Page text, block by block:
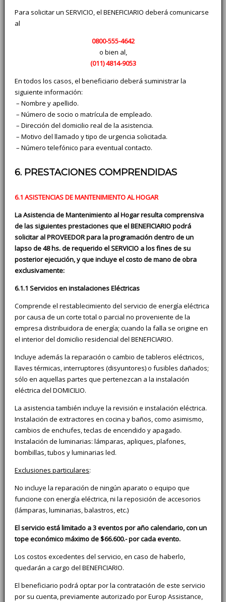
Para solicitar un SERVICIO, el BENEFICIARIO deberá comunicarse
al
0800-555-4642
o bien al,
(011)4814-9053
En todos los casos, el beneficiario deberá suministrar la
siguiente información:
­ – Nombre y apellido.
­ – Número de socio o matrícula de empleado.
­ – Dirección del domicilio real de la asistencia.
­ – Motivo del llamado y tipo de urgencia solicitada.
­ – Número telefónico para eventual contacto.
6. PRESTACIONES COMPRENDIDAS
6.1 ASISTENCIAS DE MANTENIMIENTO AL HOGAR
La Asistencia de Mantenimiento al Hogar resulta comprensiva
de las siguientes prestaciones que el BENEFICIARIO podrá
solicitar al PROVEEDOR para la programación dentro de un
lapso de 48 hs. de requerido el SERVICIO a los fines de su
posterior ejecución, y que incluye el costo de mano de obra
exclusivamente:
6.1.1 Servicios en instalaciones Eléctricas
Comprende el restablecimiento del servicio de energía eléctrica
por causa de un corte total o parcial no proveniente de la
empresa distribuidora de energía; cuando la falla se origine en
el interior del domicilio residencial del BENEFICIARIO.
Incluye además la reparación o cambio de tableros eléctricos,
llaves térmicas, interruptores (disyuntores) o fusibles dañados;
sólo en aquellas partes que pertenezcan a la instalación
eléctrica del DOMICILIO.
La asistencia también incluye la revisión e instalación eléctrica.
Instalación de extractores en cocina y baños, como asimismo,
cambios de enchufes, teclas de encendido y apagado.
Instalación de luminarias: lámparas, apliques, plafones,
bombillas, tubos y luminarias led.
Exclusiones particulares:
No incluye la reparación de ningún aparato o equipo que
funcione con energía eléctrica, ni la reposición de accesorios
(lámparas, luminarias, balastros, etc.)
El servicio está limitado a 3 eventos por año calendario, con un
tope económico máximo de $66.600.- por cada evento.
Los costos excedentes del servicio, en caso de haberlo,
quedarán a cargo del BENEFICIARIO.
El beneficiario podrá optar por la contratación de este servicio
por su cuenta, previamente autorizado por Europ Assistance,